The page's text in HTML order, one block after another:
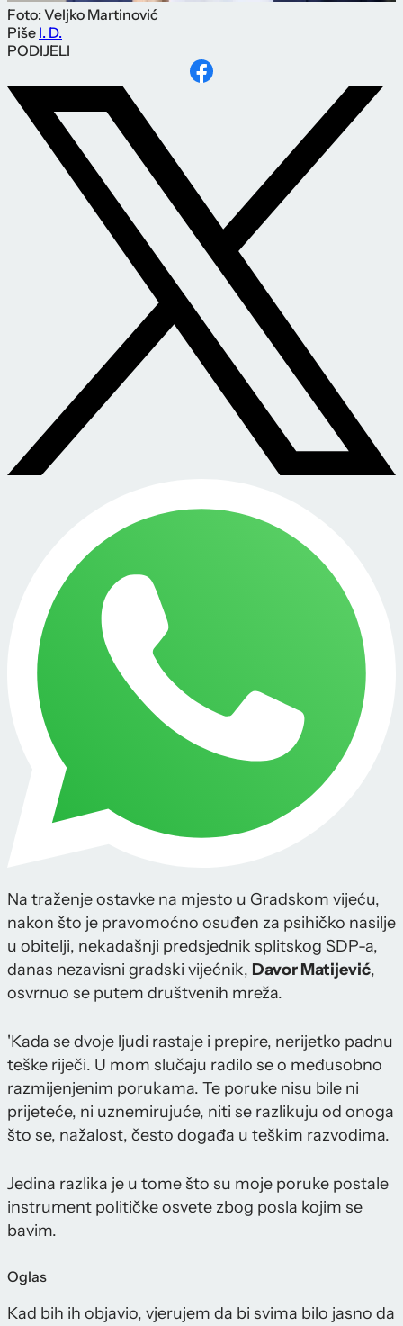
Foto: Veljko Martinović
Piše I. D.
PODIJELI
Na traženje ostavke na mjesto u Gradskom vijeću,
nakon što je pravomoćno osuđen za psihičko nasilje
u obitelji, nekadašnji predsjednik splitskog SDP-a,
danas nezavisni gradski vijećnik, Davor Matijević,
osvrnuo se putem društvenih mreža.
'Kada se dvoje ljudi rastaje i prepire, nerijetko padnu
teške riječi. U mom slučaju radilo se o međusobno
razmijenjenim porukama. Te poruke nisu bile ni
prijeteće, ni uznemirujuće, niti se razlikuju od onoga
što se, nažalost, često događa u teškim razvodima.
Jedina razlika je u tome što su moje poruke postale
instrument političke osvete zbog posla kojim se
bavim.
Oglas
Kad bih ih objavio, vjerujem da bi svima bilo jasno da